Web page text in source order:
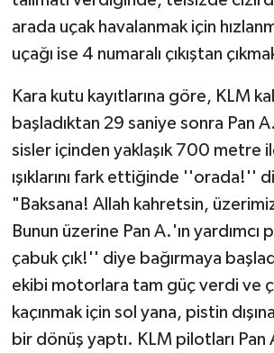
arada uçak havalanmak için
uçağı ise 4 numaralı çıkıştan
Kara kutu kayıtlarına göre, KLM
başladıktan 29 saniye sonra Pan
sisler içinden yaklaşık 700 metre
ışıklarını fark ettiğinde ''orada!''
"Baksana! Allah kahretsin,
Bunun üzerine Pan A.'ın yardımcı
çabuk çık!'' diye bağırmaya
ekibi motorlara tam güç verdi ve
kaçınmak için sol yana, pistin
bir dönüş yaptı. KLM pilotları Pan